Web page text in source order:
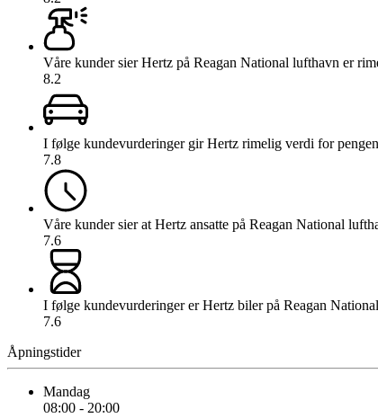
Våre kunder sier Hertz på Reagan National lufthavn er
8.2
I følge kundevurderinger gir Hertz rimelig verdi for
7.8
Våre kunder sier at Hertz ansatte på Reagan National
7.6
I følge kundevurderinger er Hertz biler på Reagan
7.6
Åpningstider
Mandag
08:00 - 20:00